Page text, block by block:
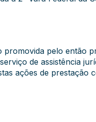
promovida pelo então
de assistência
ações de prestação